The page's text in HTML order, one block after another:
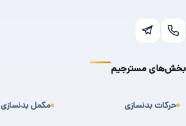
بخش‌های مسترجیم
حرکات بدنسازی مکمل بدنسازی